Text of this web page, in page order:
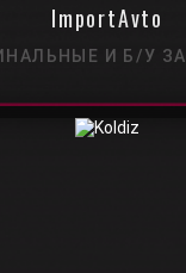
ImportAvto
И Б/У